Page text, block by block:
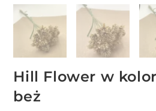
Hill Flower w
beż